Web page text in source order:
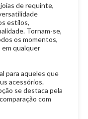
de requinte,
estilos,
Tornam-se,
os momentos,
qualquer
para aqueles que
acessórios.
se destaca pela
com